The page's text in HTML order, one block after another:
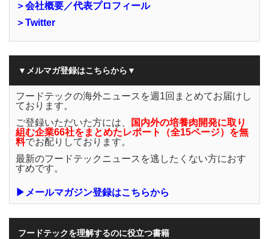
＞会社概要／代表プロフィール
＞Twitter
▼メルマガ登録はこちらから▼
フードテックの海外ニュースを週1回まとめてお届けし
ております。
ご登録いただいた方には、
国内外の培養肉開発に取り
組む企業66社をまとめたレポート（全15ページ）を無
料でお配りしております。
最新のフードテックニュースを逃したくない方におす
すめです。
▶メールマガジン登録はこちらから
フードテックを理解するのに役立つ書籍